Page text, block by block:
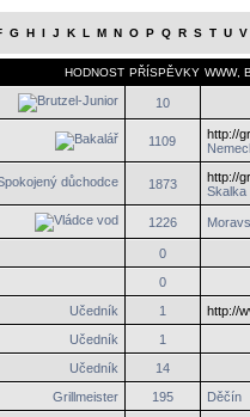
G H I J K L M N O P Q R S T U V
HODNOST PŘÍSPĚVKY WWW,
10
1109
http://
1873
http://
Skalka
1226
0
0
Učedník
1
http://
Učedník
1
Učedník
14
Grillmeister
195 Děčín